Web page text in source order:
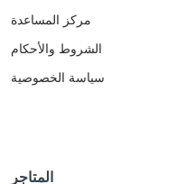
مركز المساعدة
الشروط والأحكام
سياسة الخصوصية
المتاجر